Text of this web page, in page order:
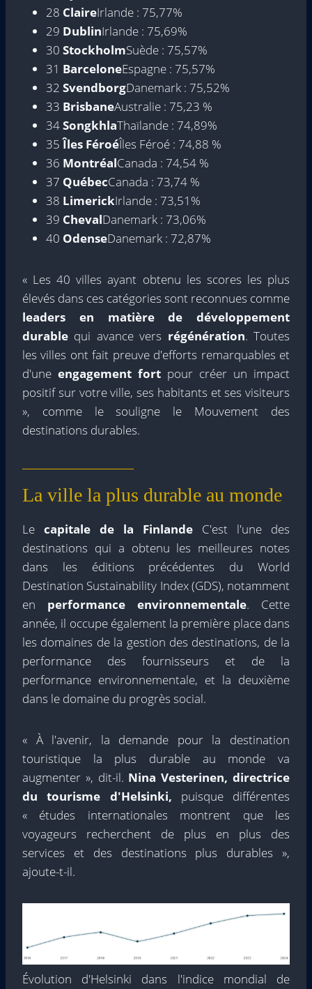
28 ClaireIrlande : 75,77%
29 DublinIrlande : 75,69%
30 StockholmSuède : 75,57%
31 BarceloneEspagne : 75,57%
32 SvendborgDanemark : 75,52%
33 BrisbaneAustralie : 75,23 %
34SongkhlaThaïlande : 74,89%
35Îles FéroéÎles Féroé : 74,88 %
36 MontréalCanada : 74,54 %
37 QuébecCanada : 73,74 %
38 LimerickIrlande : 73,51%
39 ChevalDanemark : 73,06%
40 OdenseDanemark : 72,87%
« Les 40 villes ayant obtenu les scores les plus
élevés dans ces catégories sont reconnues comme
leaders en matière de développement
durable qui avance vers régénération. Toutes
les villes ont fait preuve d'efforts remarquables et
d'une engagement fort pour créer un impact
positif sur votre ville, ses habitants et ses visiteurs
», comme le souligne le Mouvement des
destinations durables.
La ville la plus durable au monde
Le capitale de la Finlande C'est l'une des
destinations qui a obtenu les meilleures notes
dans les éditions précédentes du World
Destination Sustainability Index (GDS), notamment
en performance environnementale. Cette
année, il occupe également la première place dans
les domaines de la gestion des destinations, de la
performance des fournisseurs et de la
performance environnementale, et la deuxième
dans le domaine du progrès social.
« À l'avenir, la demande pour la destination
touristique la plus durable au monde va
augmenter », dit-il. Nina Vesterinen, directrice
du tourisme d'Helsinki, puisque différentes
« études internationales montrent que les
voyageurs recherchent de plus en plus des
services et des destinations plus durables »,
ajoute-t-il.
Évolution d'Helsinki dans l'indice mondial de